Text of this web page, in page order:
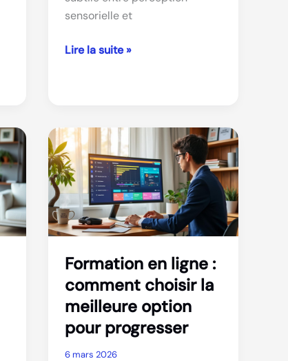
sensorielle et
Comprendre
et
son
impact
sur
l’apprentissage
Lire la suite »
Formation en ligne :
comment choisir la
meilleure option
pour progresser
6 mars 2026